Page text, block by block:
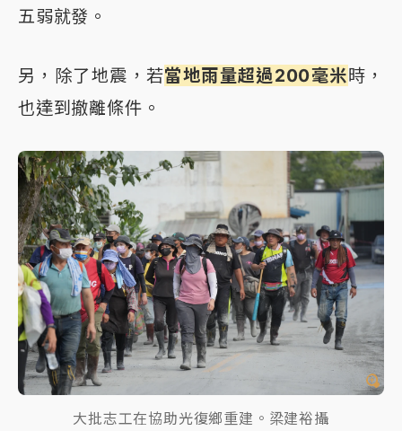
五弱就發。
另，除了地震，若當地雨量超過200毫米時，
也達到撤離條件。
大批志工在協助光復鄉重建。梁建裕攝